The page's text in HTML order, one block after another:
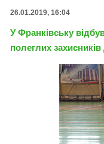
26.01.2019, 16:04
У Франківську
полеглих